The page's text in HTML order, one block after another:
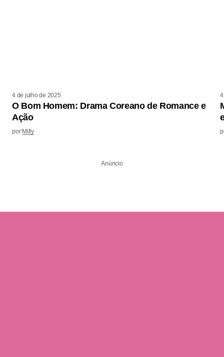
4 de julho de 2025
O Bom Homem: Drama Coreano de Romance e
Ação
por Milly
Anúncio